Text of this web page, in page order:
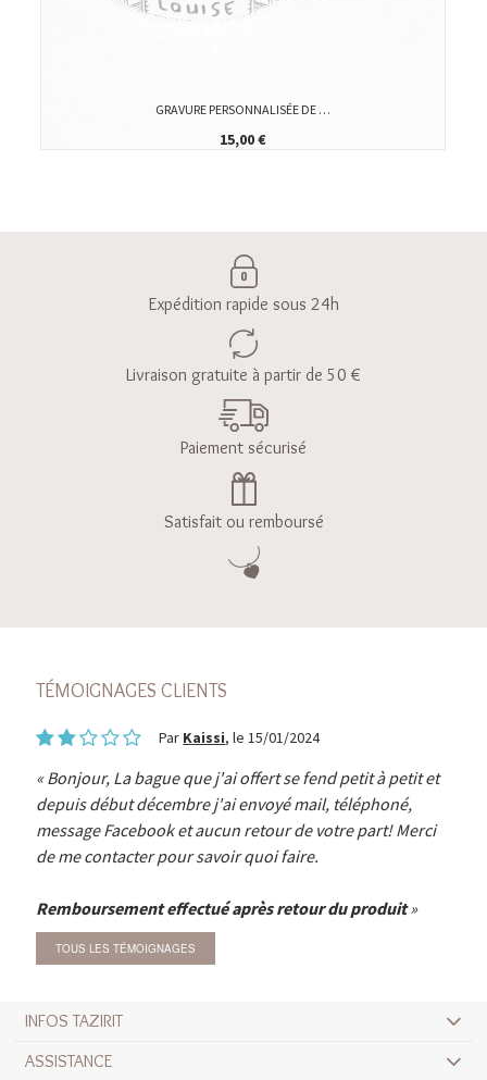
GRAVURE PERSONNALISÉE DE …
15,00 €
Expédition rapide sous 24h
Livraison gratuite à partir de 50 €
Paiement sécurisé
Satisfait ou remboursé
TÉMOIGNAGES CLIENTS
Par Kaissi, le 15/01/2024
Bonjour, La bague que j'ai offert se fend petit à petit et
depuis début décembre j'ai envoyé mail, téléphoné,
message Facebook et aucun retour de votre part! Merci
de me contacter pour savoir quoi faire.
Remboursement effectué après retour du produit
TOUS LES TÉMOIGNAGES
INFOS TAZIRIT
ASSISTANCE